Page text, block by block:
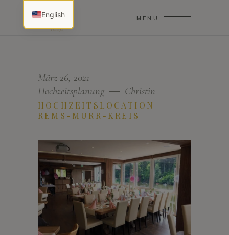
MENU
März 26, 2021
Hochzeitsplanung
Christin
HOCHZEITSLOCATION
REMS-MURR-KREIS
English